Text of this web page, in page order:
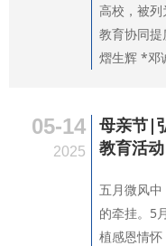
高校，被
教育协同
熠生辉 *邓
05-14
2025
母亲节|
教育活动
五月微风
的牵挂。5
植感恩情